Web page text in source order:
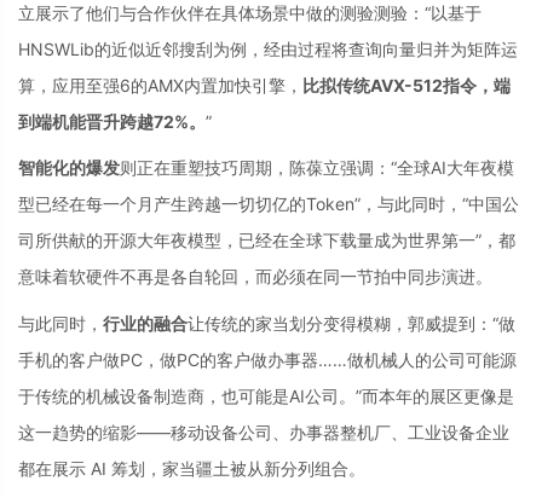
立展示了他们与合作伙伴在具体场景中做的测验测验：“以基于
HNSWLib的近似近邻搜刮为例，经由过程将查询向量归并为矩阵运
算，应用至强6的AMX内置加快引擎， 比拟传统AVX-512指令，端
到端机能晋升跨越72%。 ”
智能化的爆发则正在重塑技巧周期，陈葆立强调：“全球AI大年夜模
型已经在每一个月产生跨越一切切亿的Token”，与此同时，“中国公
司所供献的开源大年夜模型，已经在全球下载量成为世界第一”，都
意味着软硬件不再是各自轮回，而必须在同一节拍中同步演进。
与此同时， 行业的融合让传统的家当划分变得模糊，郭威提到：“做
手机的客户做PC，做PC的客户做办事器……做机械人的公司可能源
于传统的机械设备制造商，也可能是AI公司。”而本年的展区更像是
这一趋势的缩影——移动设备公司、办事器整机厂、工业设备企业
都在展示 AI 筹划，家当疆土被从新分列组合。